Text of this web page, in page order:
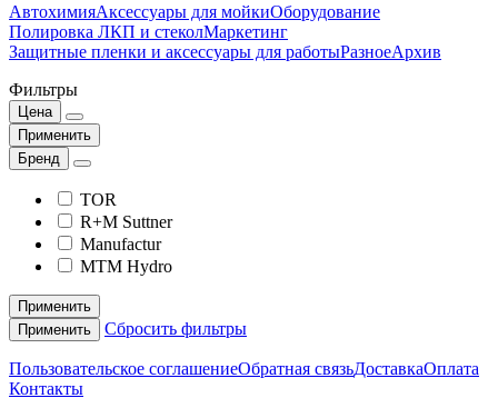
АвтохимияАксессуары для мойкиОборудование
Полировка ЛКП и стеколМаркетинг
Защитные пленки и аксессуары для работыРазноеАрхив
Фильтры
Цена
Применить
Бренд
TOR
R+M Suttner
Manufactur
MTM Hydro
Применить
Применить
Сбросить фильтры
Пользовательское соглашениеОбратная связьДоставкаОплата
Контакты